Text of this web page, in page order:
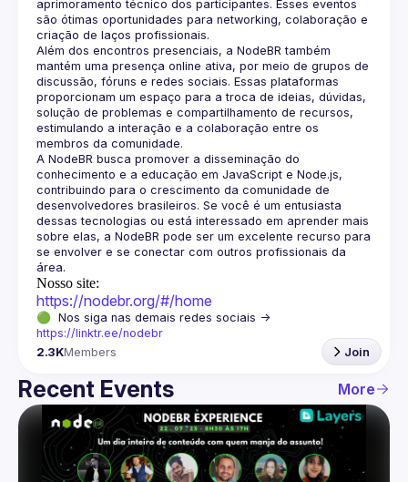
aprimoramento técnico dos participantes. Esses eventos
são ótimas oportunidades para networking, colaboração e
Além dos encontros presenciais, a NodeBR também
mantém uma presença online ativa, por meio de grupos de
discussão, fóruns e redes sociais. Essas plataformas
proporcionam um espaço para a troca de ideias, dúvidas,
solução de problemas e compartilhamento de recursos,
estimulando a interação e a colaboração entre os
A NodeBR busca promover a disseminação do
conhecimento e a educação em JavaScript e Node.js,
contribuindo para o crescimento da comunidade de
desenvolvedores brasileiros. Se você é um entusiasta
dessas tecnologias ou está interessado em aprender mais
sobre elas, a NodeBR pode ser um excelente recurso para
se envolver e se conectar com outros profissionais da
Nosso site:
https://nodebr.org/#/home
https://linktr.ee/nodebr
2.3KMembers Join
Recent Events More